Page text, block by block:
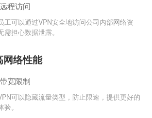
程访问
工可以通过VPN安全地访问公司内部网络资
需担心数据泄露。
网络性能
宽限制
可以隐藏流量类型，防止限速，提供更好的
验。